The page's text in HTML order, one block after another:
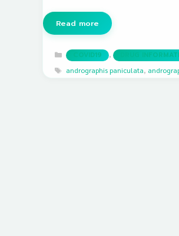
Read more
Categories
COVID19 , DRUG
Tags
andrographis paniculata,